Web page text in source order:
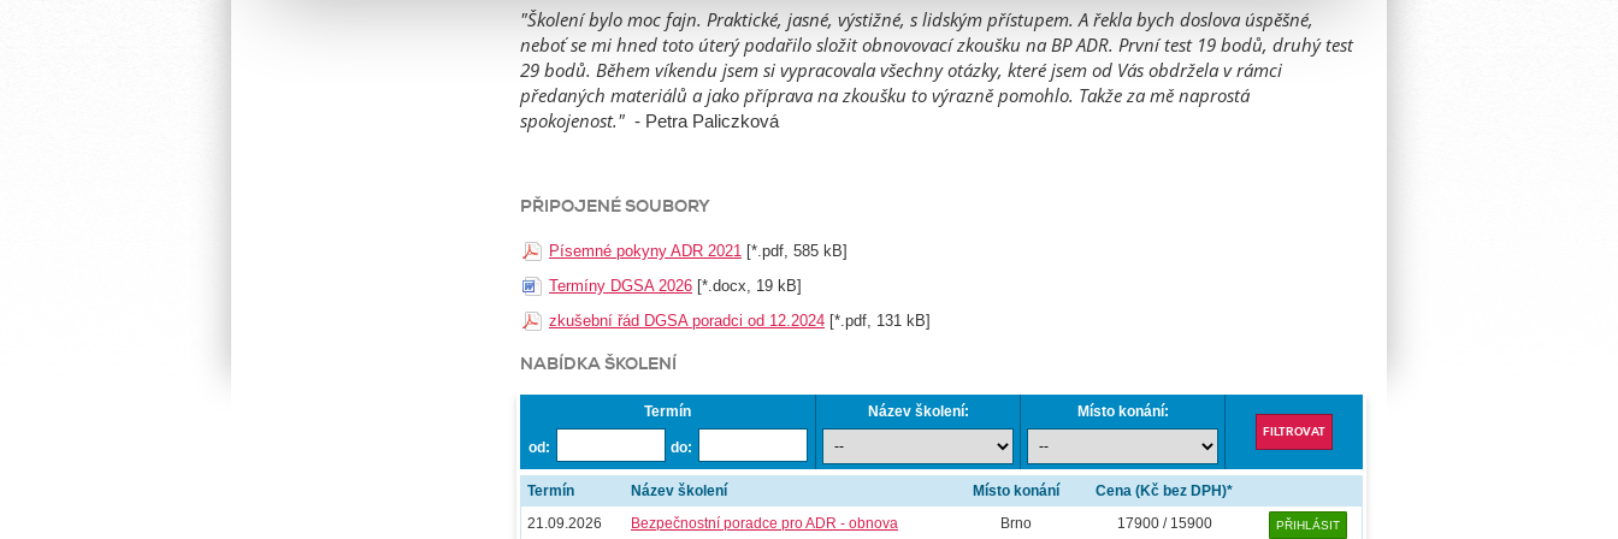
"Školení bylo moc fajn. Praktické, jasné, výstižné, s lidským přístupem. A řekla bych doslova úspěšné,
neboť se mi hned toto úterý podařilo složit obnovovací zkoušku na BP ADR. První test 19 bodů, druhý test
29 bodů. Během víkendu jsem si vypracovala všechny otázky, které jsem od Vás obdržela v rámci
předaných materiálů a jako příprava na zkoušku to výrazně pomohlo. Takže za mě naprostá
spokojenost." - Petra Paliczková
PŘIPOJENÉ SOUBORY
Písemné pokyny ADR 2021 [*.pdf, 585 kB]
Termíny DGSA 2026 [*.docx, 19 kB]
zkušební řád DGSA poradci od 12.2024 [*.pdf, 131 kB]
NABÍDKA ŠKOLENÍ
Termín
od: do:
Název školení: Místo konání:
Termín Název školení Místo konání
Cena (Kč bez DPH)*
21.09.2026
Bezpečnostní poradce pro ADR - obnova Brno 17900 / 15900 PŘIHLÁSIT